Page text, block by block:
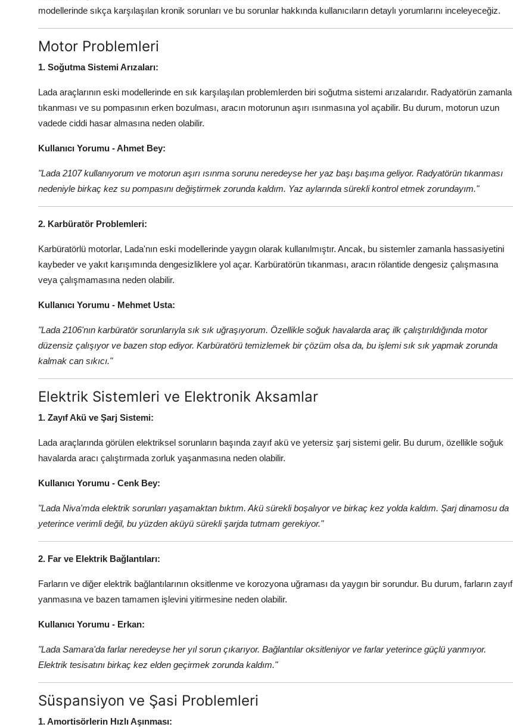
modellerinde sıkça karşılaşılan kronik sorunları ve bu sorunlar hakkında kullanıcıların detaylı yorumlarını inceleyeceğiz.
Motor Problemleri
1. Soğutma Sistemi Arızaları:
Lada araçlarının eski modellerinde en sık karşılaşılan problemlerden biri soğutma sistemi arızalarıdır. Radyatörün zamanla
tıkanması ve su pompasının erken bozulması, aracın motorunun aşırı ısınmasına yol açabilir. Bu durum, motorun uzun
vadede ciddi hasar almasına neden olabilir.
Kullanıcı Yorumu - Ahmet Bey:
"Lada 2107 kullanıyorum ve motorun aşırı ısınma sorunu neredeyse her yaz başı başıma geliyor. Radyatörün tıkanması
nedeniyle birkaç kez su pompasını değiştirmek zorunda kaldım. Yaz aylarında sürekli kontrol etmek zorundayım."
2. Karbüratör Problemleri:
Karbüratörlü motorlar, Lada'nın eski modellerinde yaygın olarak kullanılmıştır. Ancak, bu sistemler zamanla hassasiyetini
kaybeder ve yakıt karışımında dengesizliklere yol açar. Karbüratörün tıkanması, aracın rölantide dengesiz çalışmasına
veya çalışmamasına neden olabilir.
Kullanıcı Yorumu - Mehmet Usta:
"Lada 2106'nın karbüratör sorunlarıyla sık sık uğraşıyorum. Özellikle soğuk havalarda araç ilk çalıştırıldığında motor
düzensiz çalışıyor ve bazen stop ediyor. Karbüratörü temizlemek bir çözüm olsa da, bu işlemi sık sık yapmak zorunda
kalmak can sıkıcı."
Elektrik Sistemleri ve Elektronik Aksamlar
1. Zayıf Akü ve Şarj Sistemi:
Lada araçlarında görülen elektriksel sorunların başında zayıf akü ve yetersiz şarj sistemi gelir. Bu durum, özellikle soğuk
havalarda aracı çalıştırmada zorluk yaşanmasına neden olabilir.
Kullanıcı Yorumu - Cenk Bey:
"Lada Niva'mda elektrik sorunları yaşamaktan bıktım. Akü sürekli boşalıyor ve birkaç kez yolda kaldım. Şarj dinamosu da
yeterince verimli değil, bu yüzden aküyü sürekli şarjda tutmam gerekiyor."
2. Far ve Elektrik Bağlantıları:
Farların ve diğer elektrik bağlantılarının oksitlenme ve korozyona uğraması da yaygın bir sorundur. Bu durum, farların zayıf
yanmasına ve bazen tamamen işlevini yitirmesine neden olabilir.
Kullanıcı Yorumu - Erkan:
"Lada Samara'da farlar neredeyse her yıl sorun çıkarıyor. Bağlantılar oksitleniyor ve farlar yeterince güçlü yanmıyor.
Elektrik tesisatını birkaç kez elden geçirmek zorunda kaldım."
Süspansiyon ve Şasi Problemleri
1. Amortisörlerin Hızlı Aşınması: